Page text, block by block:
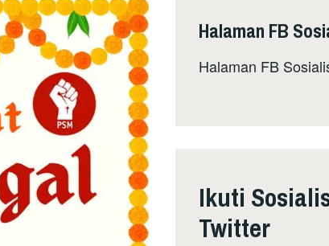
Halaman FB
Halaman FB
Ikuti
Twitter